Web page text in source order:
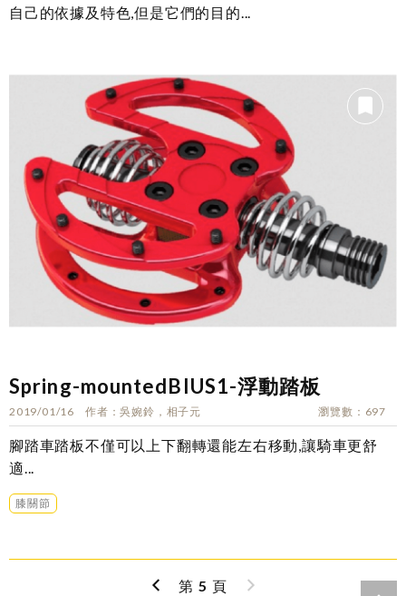
自己的依據及特色,但是它們的目的...
Spring-mountedBIUS1-浮動踏板
2019/01/16 作者 吳婉鈴，相子元 瀏覽數 697
腳踏車踏板不僅可以上下翻轉還能左右移動,讓騎車更舒
適...
膝關節
第 5 頁